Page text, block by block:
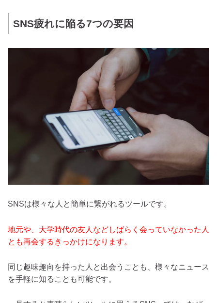
SNS疲れに陥る7つの要因
SNSは様々な人と簡単に繋がれるツールです。
地元や、大学時代の友人などしばらく会っていなかった人
とも再会するきっかけになります。
同じ趣味趣向を持った人と出会うことも、様々なニュース
を手軽に知ることも可能です。